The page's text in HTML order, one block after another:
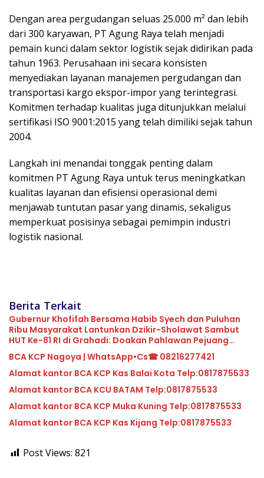
Dengan area pergudangan seluas 25.000 m² dan lebih
dari 300 karyawan, PT Agung Raya telah menjadi
pemain kunci dalam sektor logistik sejak didirikan pada
tahun 1963. Perusahaan ini secara konsisten
menyediakan layanan manajemen pergudangan dan
transportasi kargo ekspor-impor yang terintegrasi.
Komitmen terhadap kualitas juga ditunjukkan melalui
sertifikasi ISO 9001:2015 yang telah dimiliki sejak tahun
2004.
Langkah ini menandai tonggak penting dalam
komitmen PT Agung Raya untuk terus meningkatkan
kualitas layanan dan efisiensi operasional demi
menjawab tuntutan pasar yang dinamis, sekaligus
memperkuat posisinya sebagai pemimpin industri
logistik nasional.
Berita Terkait
Gubernur Khofifah Bersama Habib Syech dan Puluhan
Ribu Masyarakat Lantunkan Dzikir-Sholawat Sambut
HUT Ke-81 RI di Grahadi: Doakan Pahlawan Pejuang
Bangsa Sekaligus Ikhtiar Jaga Indonesia dan Kuatkan
Persatuan
BCA KCP Nagoya | WhatsApp•Cs☎ 08216277421
Alamat kantor BCA KCP Kas Balai Kota Telp:0817875533
Alamat kantor BCA KCU BATAM Telp:0817875533
Alamat kantor BCA KCP Muka Kuning Telp:0817875533
Alamat kantor BCA KCP Kas Kijang Telp:0817875533
Post Views: 821